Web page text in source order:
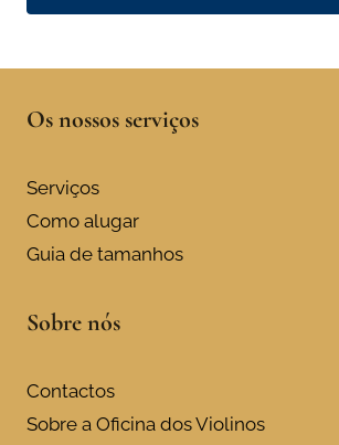
Os nossos serviços
Serviços
Como alugar
Guia de tamanhos
Sobre nós
Contactos
Sobre a Oficina dos Violinos